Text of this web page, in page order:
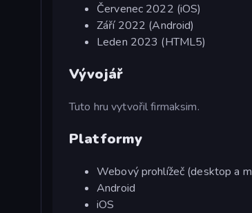
Červenec 2022 (iOS)
Září 2022 (Android)
Leden 2023 (HTML5)
Vývojář
Tuto hru vytvořil firmaksim.
Platformy
Webový prohlížeč (desktop a
Android
iOS